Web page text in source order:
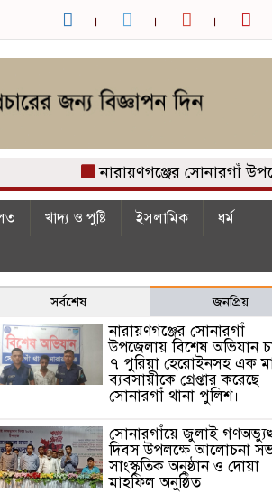
নারায়ণগঞ্জের সোনারগাঁ
খাদ্য ও পুষ্টি ইসলামিক
ধর্ম
সর্বশেষ জনপ্রিয়
নারায়ণগঞ্জের সোনারগাঁ
উপজেলায় বিশেষ অভিযান
৭ পুরিয়া হেরোইনসহ এক
ব্যবসায়ীকে গ্রেপ্তার করেছে
সোনারগাঁ থানা পুলিশ।
সোনারগাঁয়ে জুলাই
দিবস উপলক্ষে আলোচনা
সাংস্কৃতিক অনুষ্ঠান ও দোয়া
মাহফিল অনুষ্ঠিত